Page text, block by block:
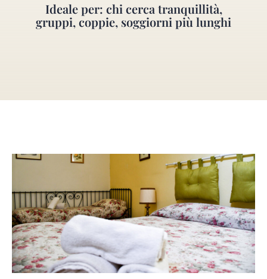
Ideale per: chi cerca tranquillità,
gruppi, coppie, soggiorni più lunghi